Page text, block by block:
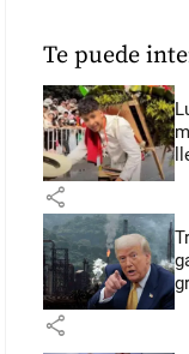
Te puede
share
share